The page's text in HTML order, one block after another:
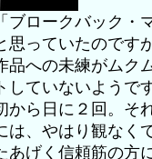
ブロークバック・
っていたのですが
品への未練がムク
していないようで
から日に２回。そ
は、やはり観なく
あげく信頼筋の方